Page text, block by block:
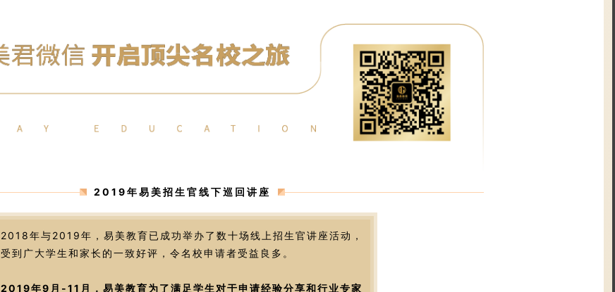
2019年易美招生官线下巡回讲座
2018年与2019年，易美教育已成功举办了数十场线上招生官讲座活动，
受到广大学生和家长的一致好评，令名校申请者受益良多。
2019年9月-11月，易美教育为了满足学生对于申请经验分享和行业专家